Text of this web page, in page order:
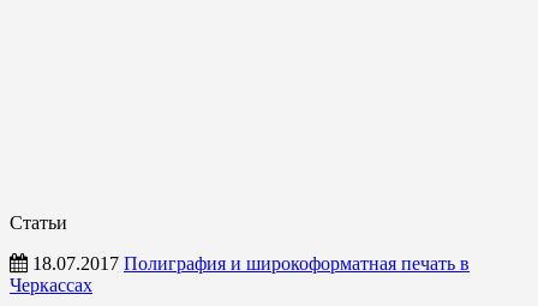
Статьи
18.07.2017 Полиграфия и широкоформатная печать в
Черкассах